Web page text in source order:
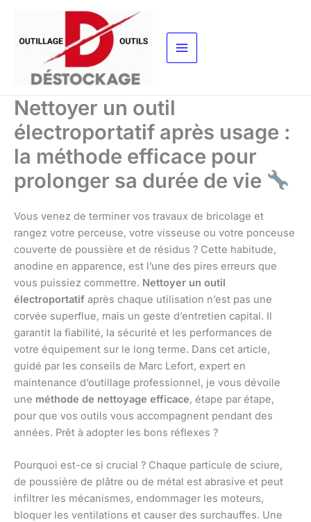
contenu
Nettoyer un outil
électroportatif après usage :
la méthode efficace pour
prolonger sa durée de vie
Vous venez de terminer vos travaux de bricolage et
rangez votre perceuse, votre visseuse ou votre ponceuse
couverte de poussière et de résidus ? Cette habitude,
anodine en apparence, est l’une des pires erreurs que
vous puissiez commettre. Nettoyer un outil
électroportatif après chaque utilisation n’est pas une
corvée superflue, mais un geste d’entretien capital. Il
garantit la fiabilité, la sécurité et les performances de
votre équipement sur le long terme. Dans cet article,
guidé par les conseils de Marc Lefort, expert en
maintenance d’outillage professionnel, je vous dévoile
une méthode de nettoyage efficace, étape par étape,
pour que vos outils vous accompagnent pendant des
années. Prêt à adopter les bons réflexes ?
Pourquoi est-ce si crucial ? Chaque particule de sciure,
de poussière de plâtre ou de métal est abrasive et peut
infiltrer les mécanismes, endommager les moteurs,
bloquer les ventilations et causer des surchauffes. Une